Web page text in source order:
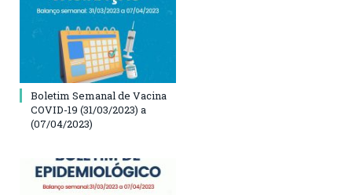
Boletim Semanal de Vacina
COVID-19 (31/03/2023) a
(07/04/2023)